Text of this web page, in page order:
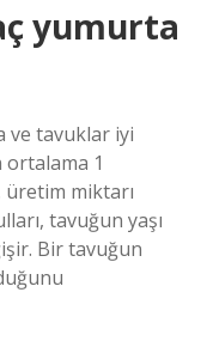
yumurta
ve tavuklar iyi
1
miktarı
tavuğun yaşı
Bir tavuğun